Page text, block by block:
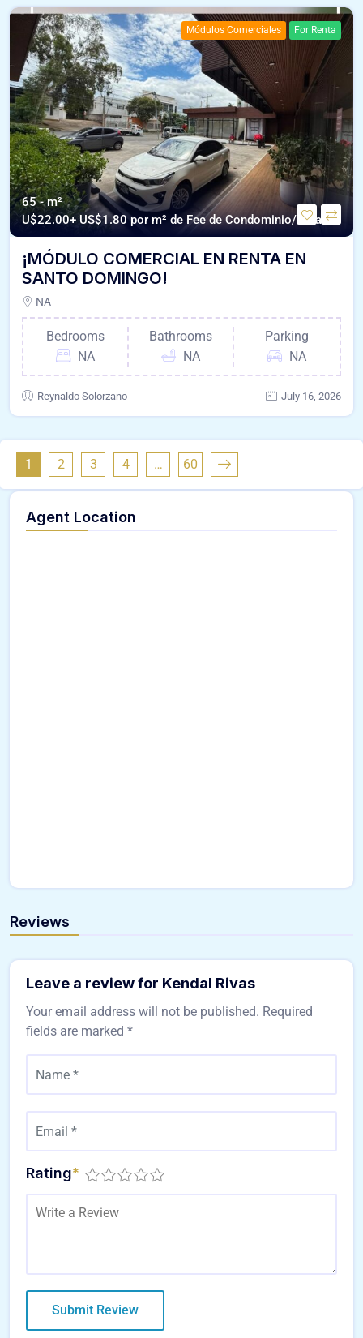
Módulos Comerciales For Renta
65 - m²
U$22.00+ US$1.80 por m² de Fee de Condominio/Dólares
¡MÓDULO COMERCIAL EN RENTA EN
SANTO DOMINGO!
NA
Bedrooms
NA
Bathrooms
NA
Parking
NA
Reynaldo Solorzano July 16, 2026
1 2 3 4 … 60
Agent Location
Reviews
Leave a review for Kendal Rivas
Your email address will not be published. Required
fields are marked *
Rating*